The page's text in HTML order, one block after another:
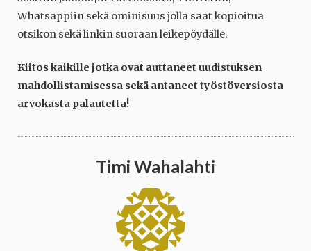
Whatsappiin sekä ominisuus jolla saat kopioitua
otsikon sekä linkin suoraan leikepöydälle.
Kiitos kaikille jotka ovat auttaneet uudistuksen
mahdollistamisessa sekä antaneet työstöversiosta
arvokasta palautetta!
Timi Wahalahti